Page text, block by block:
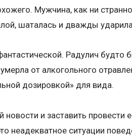
Мужчина, как ни
шаталась и дважды
Радулич будто
от алкогольного
дозировкой» для вида.
и заставить провести
неадекватное ситуации